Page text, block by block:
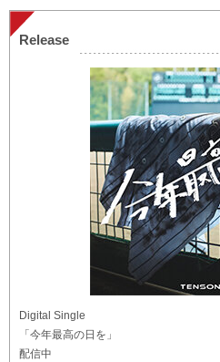
Release
Digital Single
「今年最高の日を」
配信中